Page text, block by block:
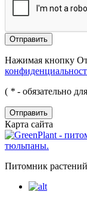
Нажимая кнопку
( * - обязательно
Отправить
Карта сайта
Питомник